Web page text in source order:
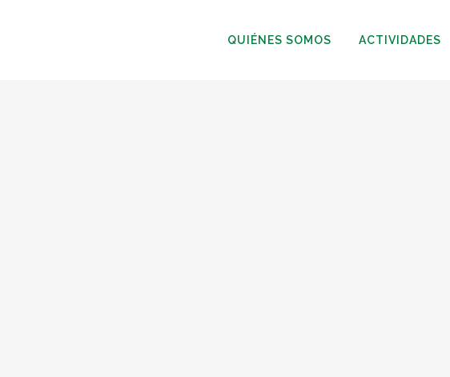
QUIÉNES SOMOS ACTIVIDADES